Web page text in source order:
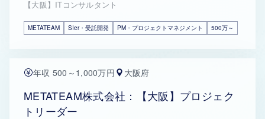
【大阪】ITコンサルタント
METATEAM SIer・受託開発 PM・プロジェクトマネジメント 500万～
年収 500～1,000万円 大阪府
METATEAM株式会社：【大阪】プロジェク
トリーダー